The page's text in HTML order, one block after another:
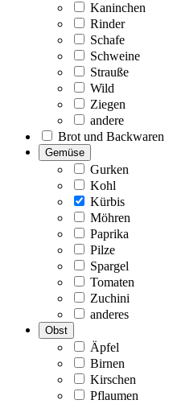
Kaninchen
Rinder
Schafe
Schweine
Strauße
Wild
Ziegen
andere
Brot und Backwaren
Gemüse
Gurken
Kohl
Kürbis
Möhren
Paprika
Pilze
Spargel
Tomaten
Zuchini
anderes
Obst
Äpfel
Birnen
Kirschen
Pflaumen